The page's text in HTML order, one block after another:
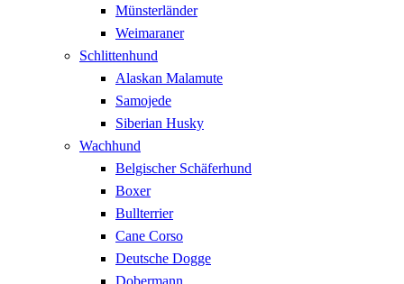
Münsterländer
Weimaraner
Schlittenhund
Alaskan Malamute
Samojede
Siberian Husky
Wachhund
Belgischer Schäferhund
Boxer
Bullterrier
Cane Corso
Deutsche Dogge
Dobermann